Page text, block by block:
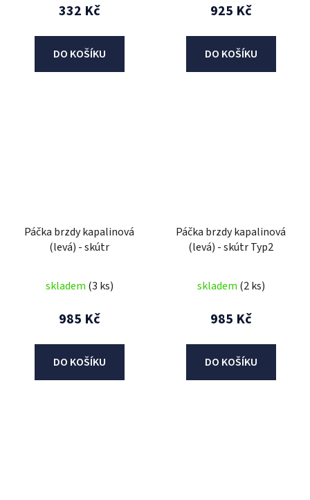
332 Kč
DO KOŠÍKU
925 Kč
DO KOŠÍKU
Páčka brzdy kapalinová
(levá) - skútr
skladem (3 ks)
985 Kč
DO KOŠÍKU
Páčka brzdy kapalinová
(levá) - skútr Typ2
skladem (2 ks)
985 Kč
DO KOŠÍKU